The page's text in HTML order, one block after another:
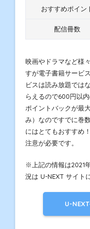
おすすめポイン
配信冊数
映画やドラマなど様
すが電子書籍サービ
ビスは読み放題では
らえるので600円以
ポイントバックが最
み）なのですでに巻
にはとてもおすすめ
注意が必要です。
※上記の情報は2021
況は U-NEXT サイト
U-